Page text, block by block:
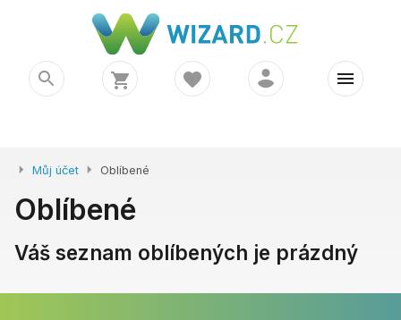
Můj účet Oblíbené
Oblíbené
Váš seznam oblíbených je prázdný